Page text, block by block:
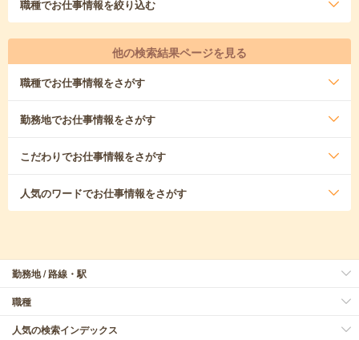
職種でお仕事情報を絞り込む
他の検索結果ページを見る
職種でお仕事情報をさがす
勤務地でお仕事情報をさがす
こだわりでお仕事情報をさがす
人気のワードでお仕事情報をさがす
勤務地 / 路線・駅
職種
人気の検索インデックス